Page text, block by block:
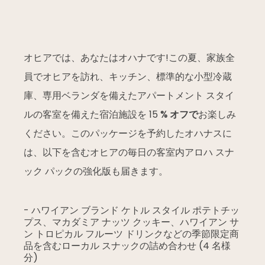
オヒアでは、あなたはオハナです!この夏、家族全
員でオヒアを訪れ、キッチン、標準的な小型冷蔵
庫、専用ベランダを備えたアパートメント スタイ
ルの客室を備えた宿泊施設を 15 % オフでお楽しみ
ください。このパッケージを予約したオハナスに
は、以下を含むオヒアの毎日の客室内アロハ スナ
ック パックの強化版も届きます。
- ハワイアン ブランド ケトル スタイル ポテトチッ
プス、マカダミア ナッツ クッキー、ハワイアン サ
ン トロピカル フルーツ ドリンクなどの季節限定商
品を含むローカル スナックの詰め合わせ (4 名様
分)